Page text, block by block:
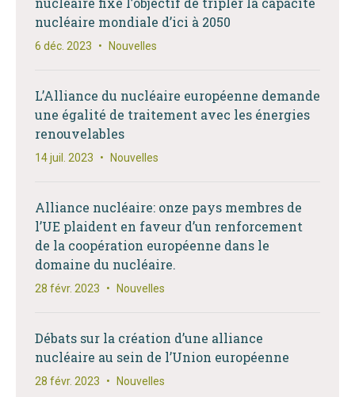
nucléaire mondiale d’ici à 2050
6 déc. 2023 • Nouvelles
L’Alliance du nucléaire européenne demande
une égalité de traitement avec les énergies
renouvelables
14 juil. 2023 • Nouvelles
Alliance nucléaire: onze pays membres de
l’UE plaident en faveur d’un renforcement
de la coopération européenne dans le
domaine du nucléaire.
28 févr. 2023 • Nouvelles
Débats sur la création d’une alliance
nucléaire au sein de l’Union européenne
28 févr. 2023 • Nouvelles